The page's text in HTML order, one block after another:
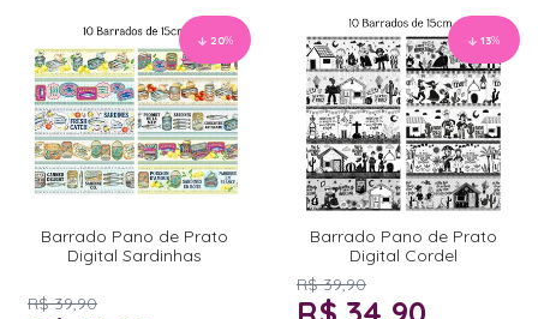
20%
Barrado Pano de Prato
Digital Sardinhas
R$ 39,90
13%
Barrado Pano de Prato
Digital Cordel
R$ 39,90